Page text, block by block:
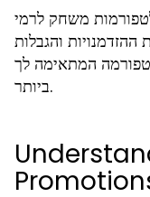
משחק לרמי
ההזדמנויות והגבלות
המתאימה לך
ביותר.